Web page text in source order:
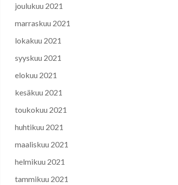
joulukuu 2021
marraskuu 2021
lokakuu 2021
syyskuu 2021
elokuu 2021
kesäkuu 2021
toukokuu 2021
huhtikuu 2021
maaliskuu 2021
helmikuu 2021
tammikuu 2021